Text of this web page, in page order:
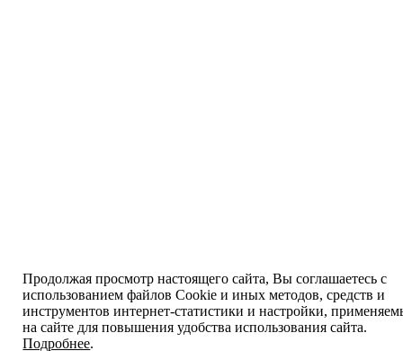
Продолжая просмотр настоящего сайта, Вы соглашаетесь с
использованием файлов Cookie и иных методов, средств и
инструментов интернет-статистики и настройки,
на сайте для повышения удобства использования сайта.
Подробнее.